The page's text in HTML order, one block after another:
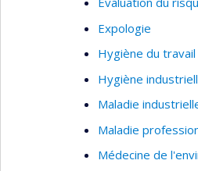
Expologie
Hygiène du travail
Hygiène
Maladie
Maladie
Médecine de